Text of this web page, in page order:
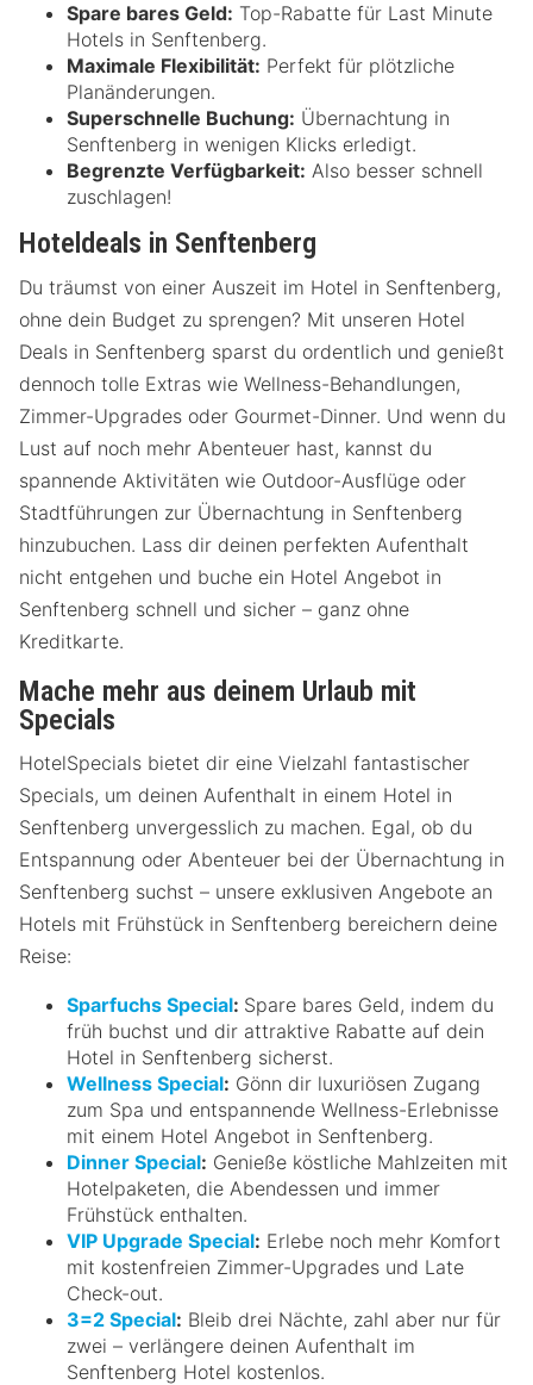
Spare bares Geld: Top-Rabatte für Last Minute
Hotels in Senftenberg.
Maximale Flexibilität: Perfekt für plötzliche
Planänderungen.
Superschnelle Buchung: Übernachtung in
Senftenberg in wenigen Klicks erledigt.
Begrenzte Verfügbarkeit: Also besser schnell
zuschlagen!
Hoteldeals in Senftenberg
Du träumst von einer Auszeit im Hotel in Senftenberg,
ohne dein Budget zu sprengen? Mit unseren Hotel
Deals in Senftenberg sparst du ordentlich und genießt
dennoch tolle Extras wie Wellness-Behandlungen,
Zimmer-Upgrades oder Gourmet-Dinner. Und wenn du
Lust auf noch mehr Abenteuer hast, kannst du
spannende Aktivitäten wie Outdoor-Ausflüge oder
Stadtführungen zur Übernachtung in Senftenberg
hinzubuchen. Lass dir deinen perfekten Aufenthalt
nicht entgehen und buche ein Hotel Angebot in
Senftenberg schnell und sicher – ganz ohne
Kreditkarte.
Mache mehr aus deinem Urlaub mit
Specials
HotelSpecials bietet dir eine Vielzahl fantastischer
Specials, um deinen Aufenthalt in einem Hotel in
Senftenberg unvergesslich zu machen. Egal, ob du
Entspannung oder Abenteuer bei der Übernachtung in
Senftenberg suchst – unsere exklusiven Angebote an
Hotels mit Frühstück in Senftenberg bereichern deine
Reise:
Sparfuchs Special: Spare bares Geld, indem du
früh buchst und dir attraktive Rabatte auf dein
Hotel in Senftenberg sicherst.
Wellness Special: Gönn dir luxuriösen Zugang
zum Spa und entspannende Wellness-Erlebnisse
mit einem Hotel Angebot in Senftenberg.
Dinner Special: Genieße köstliche Mahlzeiten mit
Hotelpaketen, die Abendessen und immer
Frühstück enthalten.
VIP Upgrade Special: Erlebe noch mehr Komfort
mit kostenfreien Zimmer-Upgrades und Late
Check-out.
3=2 Special: Bleib drei Nächte, zahl aber nur für
zwei – verlängere deinen Aufenthalt im
Senftenberg Hotel kostenlos.